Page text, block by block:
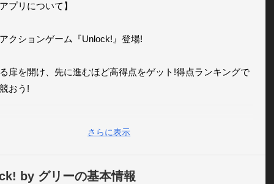
プリについて】
クションゲーム『Unlock!』登場!
扉を開け、先に進むほど高得点をゲット!得点ランキングで
おう!
上のターゲットを全てタッチする、など様々な方法で次々
さらに表示
by グリーの基本情報